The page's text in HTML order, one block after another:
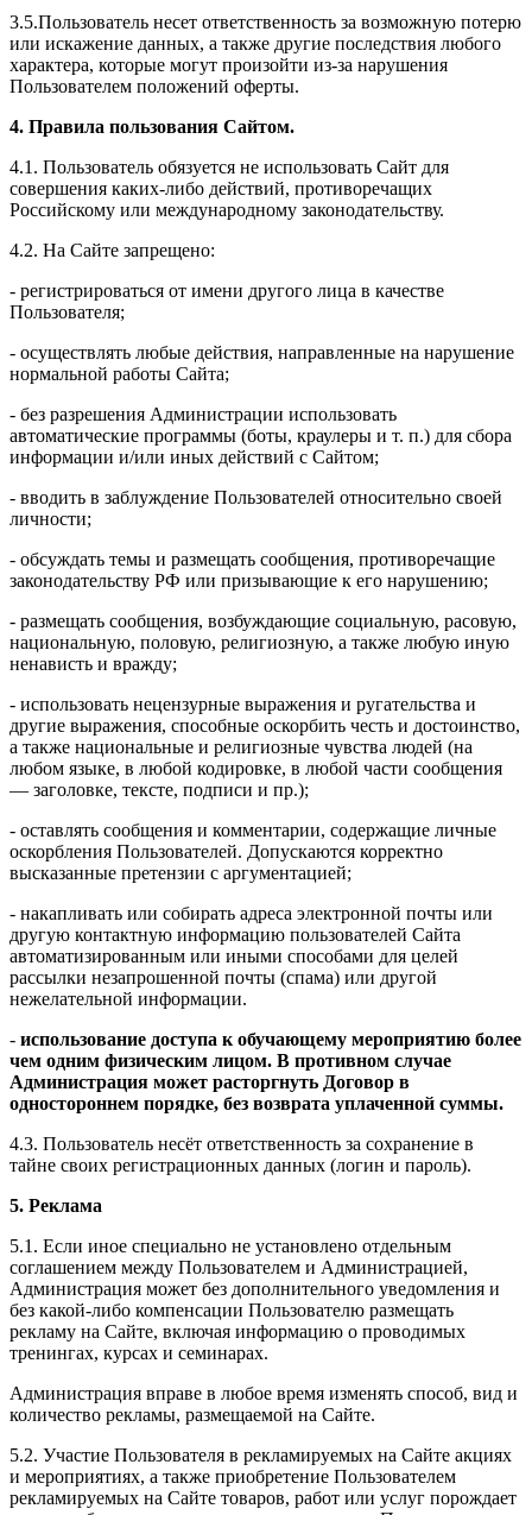
3.5.Пользователь несет ответственность за возможную потерю
или искажение данных, а также другие последствия любого
характера, которые могут произойти из-за нарушения
Пользователем положений оферты.
4. Правила пользования Сайтом.
4.1. Пользователь обязуется не использовать Сайт для
совершения каких-либо действий, противоречащих
Российскому или международному законодательству.
4.2. На Сайте запрещено:
- регистрироваться от имени другого лица в качестве
Пользователя;
- осуществлять любые действия, направленные на нарушение
нормальной работы Сайта;
- без разрешения Администрации использовать
автоматические программы (боты, краулеры и т. п.) для сбора
информации и/или иных действий с Сайтом;
- вводить в заблуждение Пользователей относительно своей
личности;
- обсуждать темы и размещать сообщения, противоречащие
законодательству РФ или призывающие к его нарушению;
- размещать сообщения, возбуждающие социальную, расовую,
национальную, половую, религиозную, а также любую иную
ненависть и вражду;
- использовать нецензурные выражения и ругательства и
другие выражения, способные оскорбить честь и достоинство,
а также национальные и религиозные чувства людей (на
любом языке, в любой кодировке, в любой части сообщения
— заголовке, тексте, подписи и пр.);
- оставлять сообщения и комментарии, содержащие личные
оскорбления Пользователей. Допускаются корректно
высказанные претензии с аргументацией;
- накапливать или собирать адреса электронной почты или
другую контактную информацию пользователей Сайта
автоматизированным или иными способами для целей
рассылки незапрошенной почты (спама) или другой
нежелательной информации.
- использование доступа к обучающему мероприятию более
чем одним физическим лицом. В противном случае
Администрация может расторгнуть Договор в
одностороннем порядке, без возврата уплаченной суммы.
4.3. Пользователь несёт ответственность за сохранение в
тайне своих регистрационных данных (логин и пароль).
5. Реклама
5.1. Если иное специально не установлено отдельным
соглашением между Пользователем и Администрацией,
Администрация может без дополнительного уведомления и
без какой-либо компенсации Пользователю размещать
рекламу на Сайте, включая информацию о проводимых
тренингах, курсах и семинарах.
Администрация вправе в любое время изменять способ, вид и
количество рекламы, размещаемой на Сайте.
5.2. Участие Пользователя в рекламируемых на Сайте акциях
и мероприятиях, а также приобретение Пользователем
рекламируемых на Сайте товаров, работ или услуг порождает